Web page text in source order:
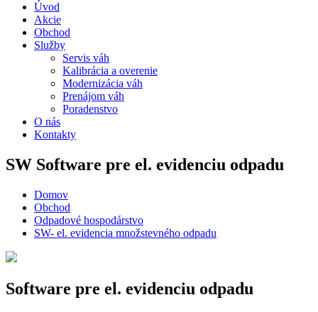
Úvod
Akcie
Obchod
Služby
Servis váh
Kalibrácia a overenie
Modernizácia váh
Prenájom váh
Poradenstvo
O nás
Kontakty
SW Software pre el. evidenciu odpadu
Domov
Obchod
Odpadové hospodárstvo
SW- el. evidencia množstevného odpadu
Software pre el. evidenciu odpadu